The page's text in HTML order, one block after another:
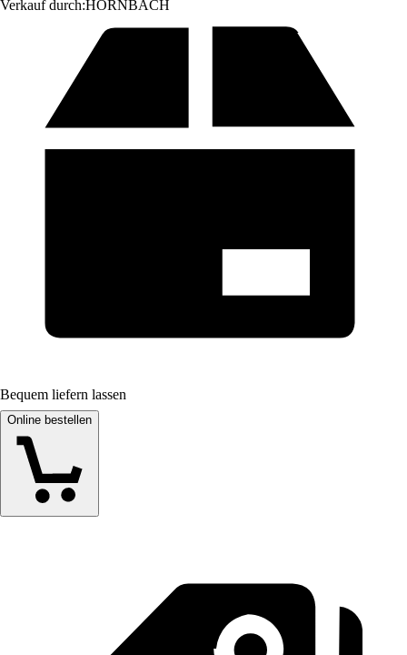
Verkauf durch:HORNBACH
Bequem liefern lassen
Online bestellen